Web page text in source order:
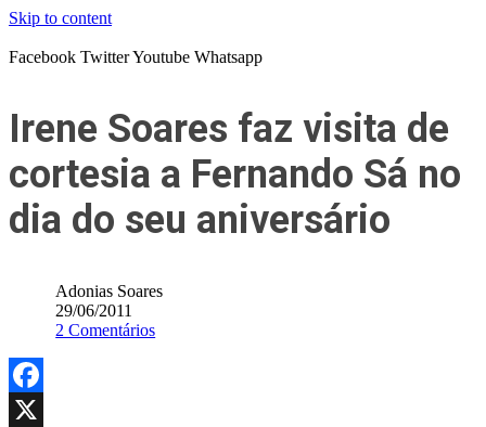
Skip to content
Facebook TwitterYoutube Whatsapp
Irene Soares faz visita de
cortesia a Fernando Sá no
dia do seu aniversário
Adonias Soares
29/06/2011
2 Comentários
Facebook